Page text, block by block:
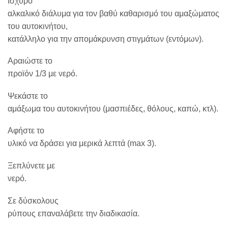
αλκαλικό διάλυμα για τον βαθύ καθαρισμό του αμαξώματος
του αυτοκινήτου,
κατάλληλο για την απομάκρυνση στιγμάτων (εντόμων).
Αραιώστε το
προϊόν 1/3 με νερό.
Ψεκάστε το
αμάξωμα του αυτοκινήτου (μασπιέδες, θόλους, καπώ, κτλ).
Αφήστε το
υλικό να δράσει για μερικά λεπτά (max 3).
Ξεπλύνετε με
νερό.
Σε δύσκολους
ρύπους επαναλάβετε την διαδικασία.